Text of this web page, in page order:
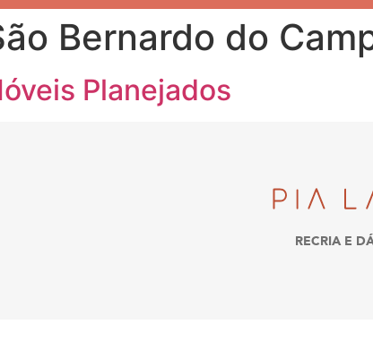
Bernardo do
Planejados
RECRIA E